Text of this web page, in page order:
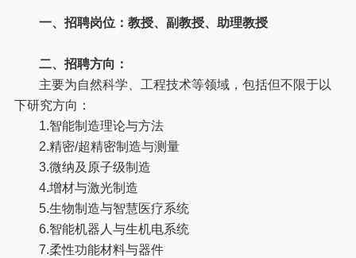
一、招聘岗位：教授、副教授、助理教授
二、招聘方向：
主要为自然科学、工程技术等领域，包括但不限于以
下研究方向：
1.智能制造理论与方法
2.精密/超精密制造与测量
3.微纳及原子级制造
4.增材与激光制造
5.生物制造与智慧医疗系统
6.智能机器人与生机电系统
7.柔性功能材料与器件